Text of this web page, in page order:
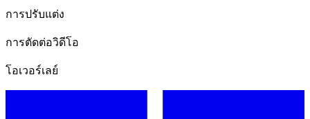
การปรับแต่ง
การตัดต่อวิดีโอ
โอเวอร์เลย์